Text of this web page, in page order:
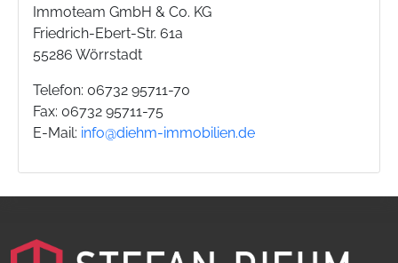
Immoteam GmbH & Co. KG
Friedrich-Ebert-Str. 61a
55286 Wörrstadt
Telefon: 06732 95711-70
Fax: 06732 95711-75
E-Mail: info@diehm-immobilien.de